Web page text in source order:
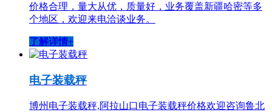
价格合理，量大从优，质量好，业务覆盖新疆哈密等多
个地区，欢迎来电洽谈业务。
了解详情+
电子装载秤
博州电子装载秤,阿拉山口电子装载秤价格欢迎咨询鲁北